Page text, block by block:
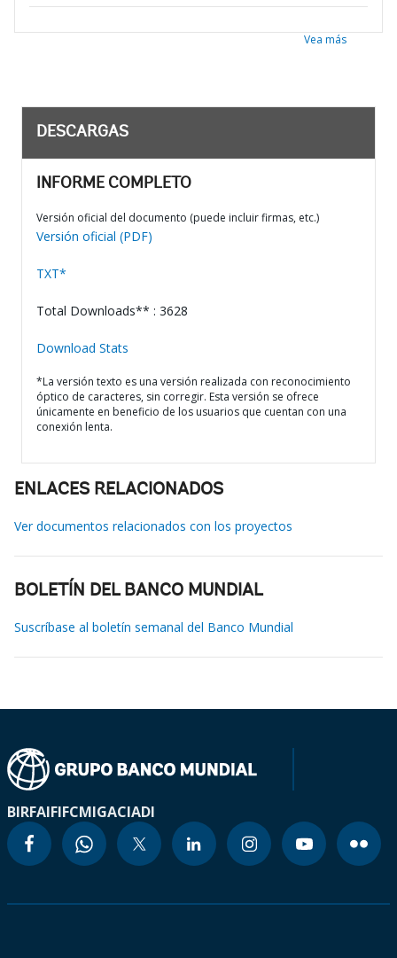
Vea más
DESCARGAS
INFORME COMPLETO
Versión oficial del documento (puede incluir firmas, etc.)
Versión oficial (PDF)
TXT*
Total Downloads** : 3628
Download Stats
*La versión texto es una versión realizada con reconocimiento
óptico de caracteres, sin corregir. Esta versión se ofrece
únicamente en beneficio de los usuarios que cuentan con una
conexión lenta.
ENLACES RELACIONADOS
Ver documentos relacionados con los proyectos
BOLETÍN DEL BANCO MUNDIAL
Suscríbase al boletín semanal del Banco Mundial
BIRFAIFIFCMIGACIADI